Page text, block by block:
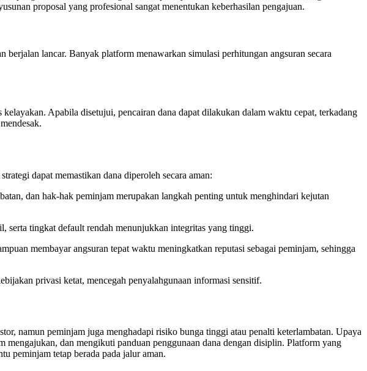
proposal yang profesional sangat menentukan keberhasilan pengajuan.
berjalan lancar. Banyak platform menawarkan simulasi perhitungan angsuran secara
Apabila disetujui, pencairan dana dapat dilakukan dalam waktu cepat, terkadang
dapat memastikan dana diperoleh secara aman:
dan hak-hak peminjam merupakan langkah penting untuk menghindari kejutan
serta tingkat default rendah menunjukkan integritas yang tinggi.
membayar angsuran tepat waktu meningkatkan reputasi sebagai peminjam, sehingga
privasi ketat, mencegah penyalahgunaan informasi sensitif.
namun peminjam juga menghadapi risiko bunga tinggi atau penalti keterlambatan. Upaya
dan mengikuti panduan penggunaan dana dengan disiplin. Platform yang
peminjam tetap berada pada jalur aman.